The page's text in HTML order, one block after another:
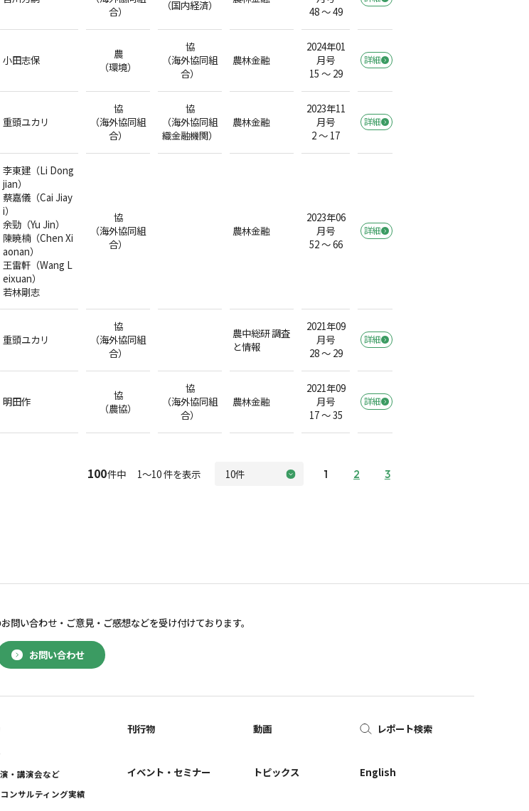
合）
（国内経済）
48 ～ 49
小田志保
農
（環境）
協
（海外協同組
合）
農林金融
2024年01
月号
15 ～ 29
詳細
重頭ユカリ
協
（海外協同組
合）
協
（海外協同組
織金融機関）
農林金融
2023年11
月号
2 ～ 17
詳細
李東建（Li Dong
jian）
蔡嘉儀（Cai Jiay
i）
余勁（Yu Jin）
陳暁楠（Chen Xi
aonan）
王雷軒（Wang L
eixuan）
若林剛志
協
（海外協同組
合）
農林金融
2023年06
月号
52 ～ 66
詳細
重頭ユカリ
協
（海外協同組
合）
農中総研 調査
と情報
2021年09
月号
28 ～ 29
詳細
明田作
協
（農協）
協
（海外協同組
合）
農林金融
2021年09
月号
17 ～ 35
詳細
100件中 1～10 件を表示 1 2 3
お問い合わせ
問い合わせ・ ご意見・ご感想などを受け付けております。
・講演会など
ンサルティング実績
刊行物
イベント・セミナー
動画
トピックス
レポート検索
English